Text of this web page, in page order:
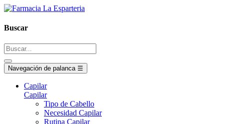
Buscar
Navegación de palanca ☰
Capilar
Capilar
Tipo de Cabello
Necesidad Capilar
Rutina Capilar